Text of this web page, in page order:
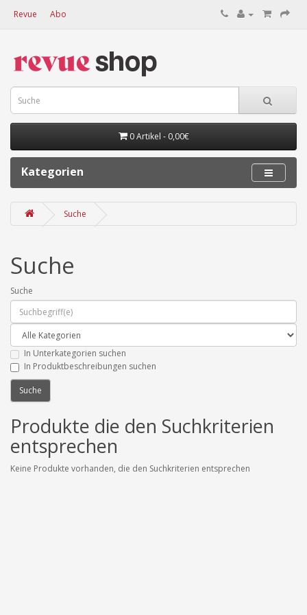
Revue Abo
0 Artikel - 0,00€
Kategorien
Suche
Suche
Suche
In Unterkategorien suchen
In Produktbeschreibungen suchen
Produkte die den Suchkriterien
entsprechen
Keine Produkte vorhanden, die den Suchkriterien entsprechen